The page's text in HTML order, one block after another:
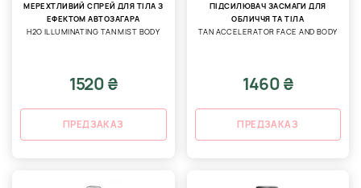
МЕРЕХТЛИВИЙ СПРЕЙ ДЛЯ ТІЛА З
ЕФЕКТОМ АВТОЗАГАРА
H2O ILLUMINATING TAN MIST BODY
1520 ₴
ПРЕДЗАКАЗ
ПІДСИЛЮВАЧ ЗАСМАГИ ДЛЯ
ОБЛИЧЧЯ ТА ТІЛА
TAN ACCELERATOR FACE AND BODY
1460 ₴
ПРЕДЗАКАЗ